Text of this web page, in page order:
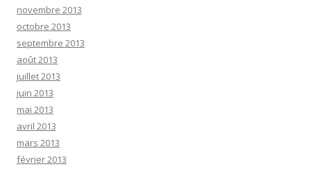
novembre 2013
octobre 2013
septembre 2013
août 2013
juillet 2013
juin 2013
mai 2013
avril 2013
mars 2013
février 2013